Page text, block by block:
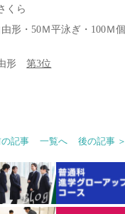
ら
Ｍ平泳ぎ・100Ｍ個
形第3位
の記事 一覧へ 後の記事 ＞